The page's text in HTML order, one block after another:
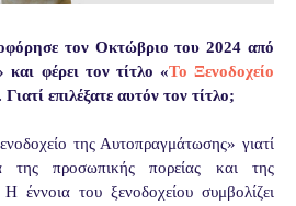
τον Οκτώβριο του 2024 από
και φέρει τον τίτλο «Το Ξενοδοχείο
Γιατί επιλέξατε αυτόν τον τίτλο;
της Αυτοπραγμάτωσης» γιατί
της προσωπικής πορείας και της
έννοια του ξενοδοχείου συμβολίζει